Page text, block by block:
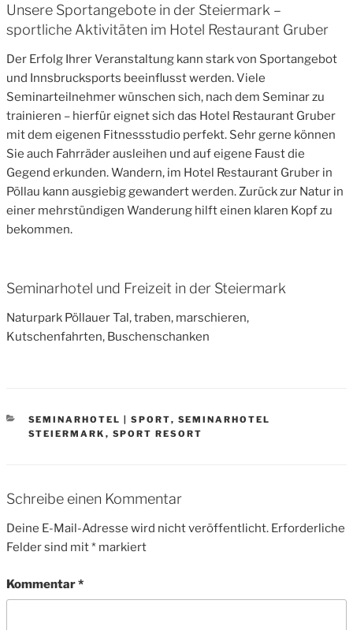
Unsere Sportangebote in der Steiermark –
sportliche Aktivitäten im Hotel Restaurant Gruber
Der Erfolg Ihrer Veranstaltung kann stark von Sportangebot
und Innsbrucksports beeinflusst werden. Viele
Seminarteilnehmer wünschen sich, nach dem Seminar zu
trainieren – hierfür eignet sich das Hotel Restaurant Gruber
mit dem eigenen Fitnessstudio perfekt. Sehr gerne können
Sie auch Fahrräder ausleihen und auf eigene Faust die
Gegend erkunden. Wandern, im Hotel Restaurant Gruber in
Pöllau kann ausgiebig gewandert werden. Zurück zur Natur in
einer mehrstündigen Wanderung hilft einen klaren Kopf zu
bekommen.
Seminarhotel und Freizeit in der Steiermark
Naturpark Pöllauer Tal, traben, marschieren,
Kutschenfahrten, Buschenschanken
CATEGORIES
SEMINARHOTEL | SPORT, SEMINARHOTEL
STEIERMARK , SPORT RESORT
Schreibe einen Kommentar
Deine E-Mail-Adresse wird nicht veröffentlicht. Erforderliche
Felder sind mit* markiert
Kommentar*